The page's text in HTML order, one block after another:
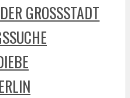
GROSSSTADT